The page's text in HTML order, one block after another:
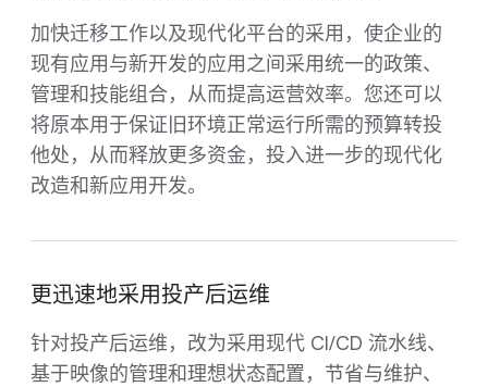
加快迁移工作以及现代化平台的采用，使企业的
现有应用与新开发的应用之间采用统一的政策、
管理和技能组合，从而提高运营效率。您还可以
将原本用于保证旧环境正常运行所需的预算转投
他处，从而释放更多资金，投入进一步的现代化
改造和新应用开发。
更迅速地采用投产后运维
针对投产后运维，改为采用现代 CI/CD 流水线、
基于映像的管理和理想状态配置，节省与维护、